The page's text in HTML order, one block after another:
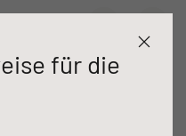
Daten
für die